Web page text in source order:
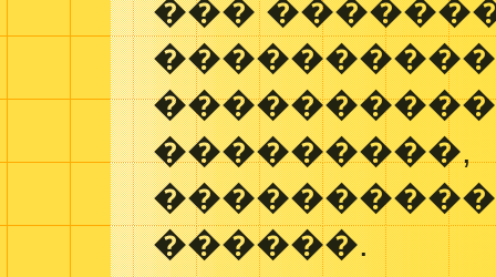
���
���������,
������.